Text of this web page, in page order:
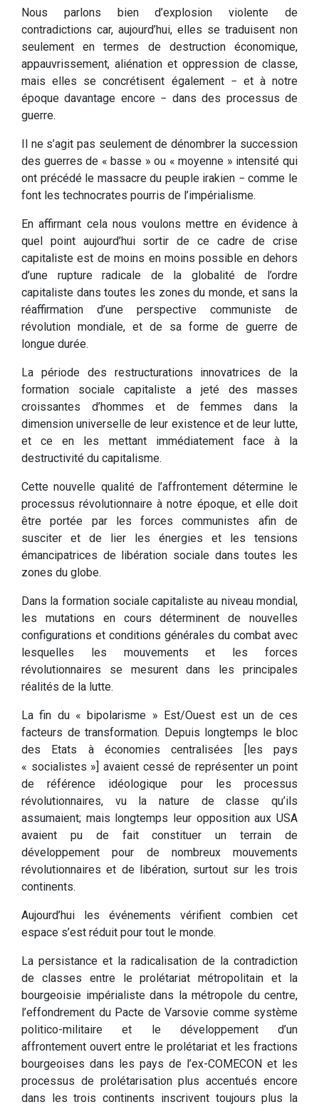
Nous parlons bien d’explosion violente de
contradictions car, aujourd’hui, elles se traduisent non
seulement en termes de destruction économique,
appauvrissement, aliénation et oppression de classe,
mais elles se concrétisent également − et à notre
époque davantage encore − dans des processus de
guerre.
Il ne s’agit pas seulement de dénombrer la succession
des guerres de « basse » ou « moyenne » intensité qui
ont précédé le massacre du peuple irakien − comme le
font les technocrates pourris de l’impérialisme.
En affirmant cela nous voulons mettre en évidence à
quel point aujourd’hui sortir de ce cadre de crise
capitaliste est de moins en moins possible en dehors
d’une rupture radicale de la globalité de l’ordre
capitaliste dans toutes les zones du monde, et sans la
réaffirmation d’une perspective communiste de
révolution mondiale, et de sa forme de guerre de
longue durée.
La période des restructurations innovatrices de la
formation sociale capitaliste a jeté des masses
croissantes d’hommes et de femmes dans la
dimension universelle de leur existence et de leur lutte,
et ce en les mettant immédiatement face à la
destructivité du capitalisme.
Cette nouvelle qualité de l’affrontement détermine le
processus révolutionnaire à notre époque, et elle doit
être portée par les forces communistes afin de
susciter et de lier les énergies et les tensions
émancipatrices de libération sociale dans toutes les
zones du globe.
Dans la formation sociale capitaliste au niveau mondial,
les mutations en cours déterminent de nouvelles
configurations et conditions générales du combat avec
lesquelles les mouvements et les forces
révolutionnaires se mesurent dans les principales
réalités de la lutte.
La fin du « bipolarisme » Est/Ouest est un de ces
facteurs de transformation. Depuis longtemps le bloc
des Etats à économies centralisées [les pays
« socialistes »] avaient cessé de représenter un point
de référence idéologique pour les processus
révolutionnaires, vu la nature de classe qu’ils
assumaient; mais longtemps leur opposition aux USA
avaient pu de fait constituer un terrain de
développement pour de nombreux mouvements
révolutionnaires et de libération, surtout sur les trois
continents.
Aujourd’hui les événements vérifient combien cet
espace s’est réduit pour tout le monde.
La persistance et la radicalisation de la contradiction
de classes entre le prolétariat métropolitain et la
bourgeoisie impérialiste dans la métropole du centre,
l’effondrement du Pacte de Varsovie comme système
politico-militaire et le développement d’un
affrontement ouvert entre le prolétariat et les fractions
bourgeoises dans les pays de l’ex-COMECON et les
processus de prolétarisation plus accentués encore
dans les trois continents inscrivent toujours plus la